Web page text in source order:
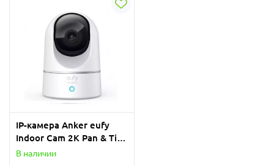
IP-камера Anker eufy
Indoor Cam 2K Pan & Tilt
T8410322
В наличии